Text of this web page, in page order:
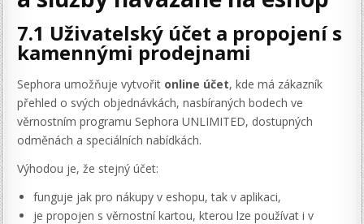
7.1 Uživatelský účet a propojení s
kamennými prodejnami
Sephora umožňuje vytvořit online účet, kde má zákazník
přehled o svých objednávkách, nasbíraných bodech ve
věrnostním programu Sephora UNLIMITED, dostupných
odměnách a speciálních nabídkách.
Výhodou je, že stejný účet:
funguje jak pro nákupy v eshopu, tak v aplikaci,
je propojen s věrnostní kartou, kterou lze používat i v